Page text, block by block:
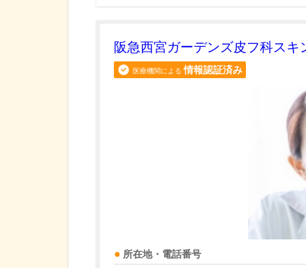
阪急西宮ガーデンズ皮フ科スキ
医療機関による 情報認証済み
所在地・電話番号